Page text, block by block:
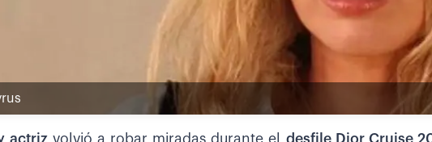
actrizvolvió a robar miradas durante el desfile Dior Cruise